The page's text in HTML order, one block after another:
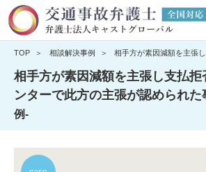
TOP 相談解決事例 相手方が素因減額を主張
相手方が素因減額を主張し支払
ンターで此方の主張が認められた
例-